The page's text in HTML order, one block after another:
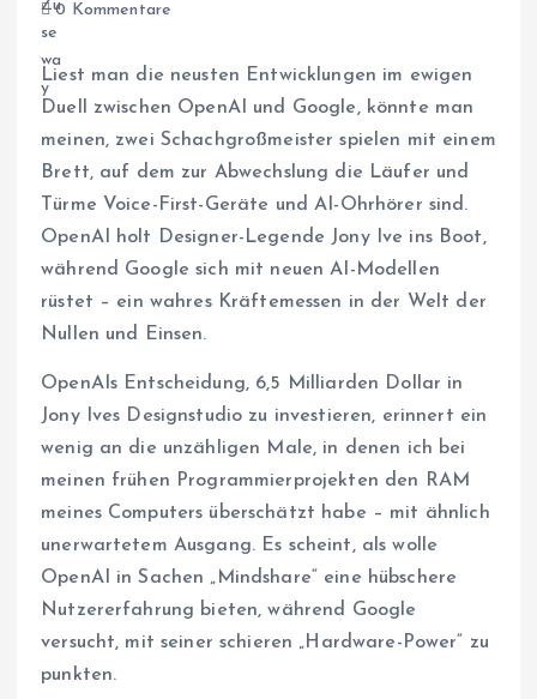
0 Kommentare
Liest man die neusten Entwicklungen im ewigen
Duell zwischen OpenAI und Google, könnte man
meinen, zwei Schachgroßmeister spielen mit einem
Brett, auf dem zur Abwechslung die Läufer und
Türme Voice-First-Geräte und AI-Ohrhörer sind.
OpenAI holt Designer-Legende Jony Ive ins Boot,
während Google sich mit neuen AI-Modellen
rüstet – ein wahres Kräftemessen in der Welt der
Nullen und Einsen.
OpenAIs Entscheidung, 6,5 Milliarden Dollar in
Jony Ives Designstudio zu investieren, erinnert ein
wenig an die unzähligen Male, in denen ich bei
meinen frühen Programmierprojekten den RAM
meines Computers überschätzt habe – mit ähnlich
unerwartetem Ausgang. Es scheint, als wolle
OpenAI in Sachen „Mindshare“ eine hübschere
Nutzererfahrung bieten, während Google
versucht, mit seiner schieren „Hardware-Power“ zu
punkten.